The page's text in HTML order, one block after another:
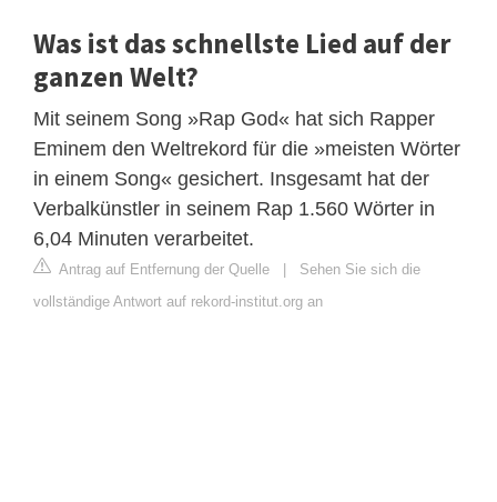
Was ist das schnellste Lied auf der
ganzen Welt?
Mit seinem Song »Rap God« hat sich Rapper
Eminem den Weltrekord für die »meisten Wörter
in einem Song« gesichert. Insgesamt hat der
Verbalkünstler in seinem Rap 1.560 Wörter in
6,04 Minuten verarbeitet.
Antrag auf Entfernung der Quelle | Sehen Sie sich die
vollständige Antwort auf rekord-institut.org an